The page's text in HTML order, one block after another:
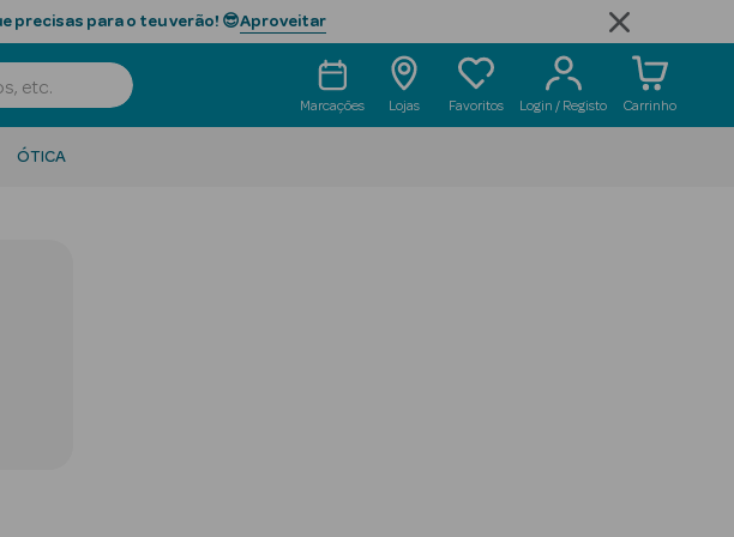
precisas para o teu verão! 😎Aproveitar
Marcações Lojas Favoritos Login / Registo Carrinho
ÓTICA